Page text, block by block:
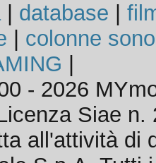
| database
colonne
- 2026
Siae n.
all'attività di